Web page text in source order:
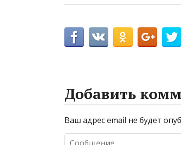
Добавить
Ваш адрес email не будет